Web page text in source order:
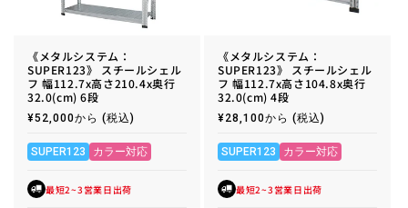
《メタルシステム：
SUPER123》 スチールシェル
フ 幅112.7x高さ210.4x奥行
32.0(cm) 6段
通
価
格
¥52,000から (税込)
SUPER123 カラー対応
最短2~3営業日出荷
《メタルシステム：
SUPER123》 スチールシェル
フ 幅112.7x高さ104.8x奥行
32.0(cm) 4段
通
価
格
¥28,100から (税込)
SUPER123 カラー対応
最短2~3営業日出荷